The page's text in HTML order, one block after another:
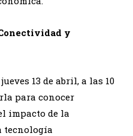
y
13 de abril, a las 10
para conocer
impacto de la
tecnología